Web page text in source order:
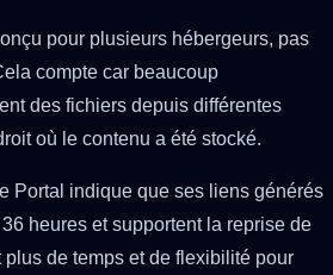
pour plusieurs hébergeurs, pas
compte car beaucoup
des fichiers depuis différentes
où le contenu a été stocké.
Portal indique que ses liens générés
heures et supportent la reprise de
de temps et de flexibilité pour